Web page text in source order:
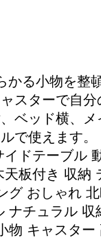
かる小物を整
スターで自
ベッド横、
で使えます。
イドテーブル
天板付き 収納
グ おしゃれ
ナチュラル
物 キャスター